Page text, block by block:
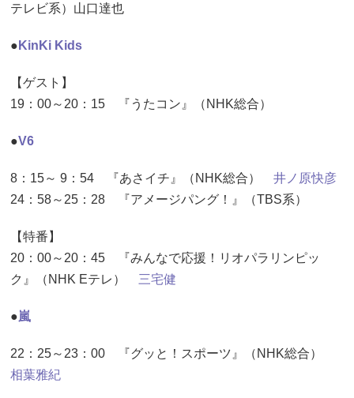
テレビ系）山口達也
● KinKi Kids
【ゲスト】
19：00～20：15 『うたコン』（NHK総合）
●V6
8：15～ 9：54 『あさイチ』（NHK総合） 井ノ原快彦
24：58～25：28 『アメージパング！』（TBS系）
【特番】
20：00～20：45 『みんなで応援！リオパラリンピッ
ク』（NHK Eテレ） 三宅健
●嵐
22：25～23：00 『グッと！スポーツ』（NHK総合）
相葉雅紀